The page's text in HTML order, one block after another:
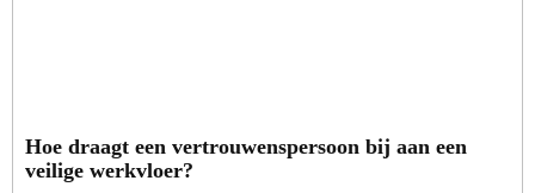
Hoe draagt een vertrouwenspersoon bij aan een
veilige werkvloer?